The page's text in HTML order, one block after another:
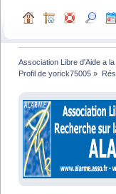
Association Libre d'Aide a
Profil de yorick75005 »